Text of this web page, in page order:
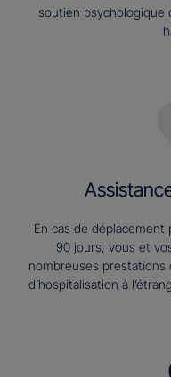
soutien psychologique
En cas de
90 jours, vous et
nombreuses prestations
d’hospitalisation à